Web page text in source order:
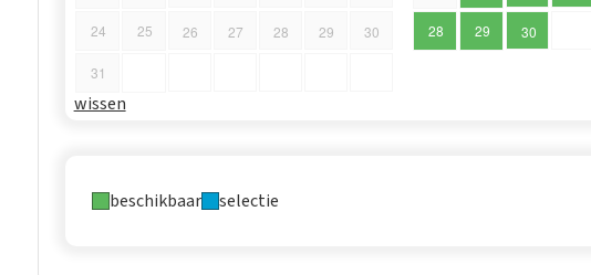
24 25 26 27 28 29 30
31
28 29 30
wissen
beschikbaar selectie